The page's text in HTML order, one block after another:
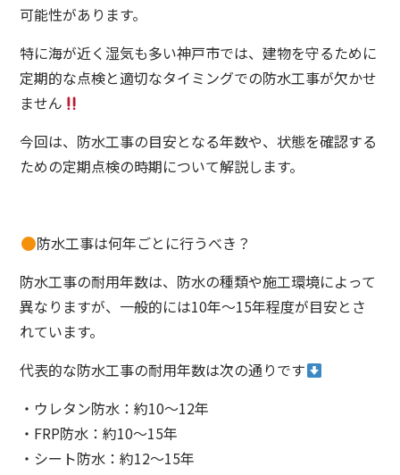
可能性があります。
特に海が近く湿気も多い神戸市では、建物を守るために
定期的な点検と適切なタイミングでの防水工事が欠かせ
ません
今回は、防水工事の目安となる年数や、状態を確認する
ための定期点検の時期について解説します。
防水工事は何年ごとに行うべき？
防水工事の耐用年数は、防水の種類や施工環境によって
異なりますが、一般的には10年〜15年程度が目安とさ
れています。
代表的な防水工事の耐用年数は次の通りです
・ウレタン防水：約10〜12年
・FRP防水：約10〜15年
・シート防水：約12〜15年